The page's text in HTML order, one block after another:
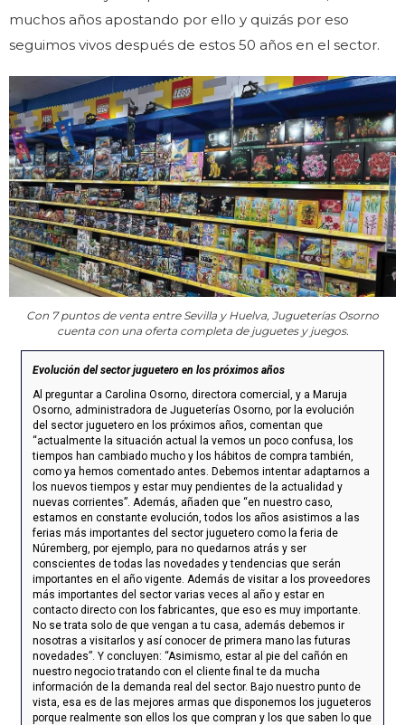
muchos años apostando por ello y quizás por eso
seguimos vivos después de estos 50 años en el sector.
Con 7 puntos de venta entre Sevilla y Huelva, Jugueterías Osorno
cuenta con una oferta completa de juguetes y juegos.
Evolución del sector juguetero en los próximos años
Al preguntar a Carolina Osorno, directora comercial, y a Maruja
Osorno, administradora de Jugueterías Osorno, por la evolución
del sector juguetero en los próximos años, comentan que
“actualmente la situación actual la vemos un poco confusa, los
tiempos han cambiado mucho y los hábitos de compra también,
como ya hemos comentado antes. Debemos intentar adaptarnos a
los nuevos tiempos y estar muy pendientes de la actualidad y
nuevas corrientes”. Además, añaden que “en nuestro caso,
estamos en constante evolución, todos los años asistimos a las
ferias más importantes del sector juguetero como la feria de
Núremberg, por ejemplo, para no quedarnos atrás y ser
conscientes de todas las novedades y tendencias que serán
importantes en el año vigente. Además de visitar a los proveedores
más importantes del sector varias veces al año y estar en
contacto directo con los fabricantes, que eso es muy importante.
No se trata solo de que vengan a tu casa, además debemos ir
nosotras a visitarlos y así conocer de primera mano las futuras
novedades”. Y concluyen: “Asimismo, estar al pie del cañón en
nuestro negocio tratando con el cliente final te da mucha
información de la demanda real del sector. Bajo nuestro punto de
vista, esa es de las mejores armas que disponemos los jugueteros
porque realmente son ellos los que compran y los que saben lo que